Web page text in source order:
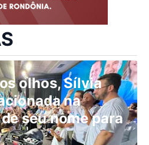
olhos, Sílvia
na
seu nome para